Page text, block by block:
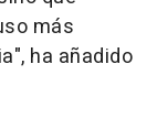
más
ha añadido